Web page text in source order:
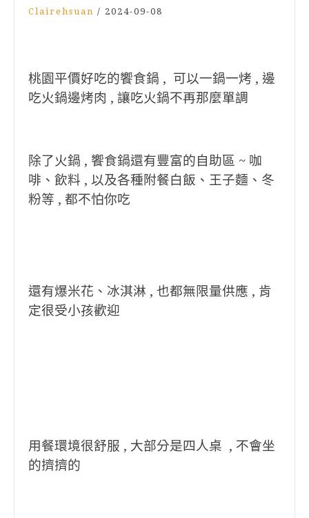
Clairehsuan / 2024-09-08
桃園平價好吃的饗食鍋 , 可以一鍋一烤 , 邊
吃火鍋邊烤肉 , 讓吃火鍋不再那麼單調
除了火鍋 , 饗食鍋還有豐富的自助區 ~ 咖
啡、飲料 , 以及各種附餐白飯、王子麵、冬
粉等 , 都不怕你吃
還有爆米花、冰淇淋 , 也都無限量供應 , 肯
定很受小孩歡迎
用餐環境很舒服 , 大部分是四人桌 , 不會坐
的擠擠的